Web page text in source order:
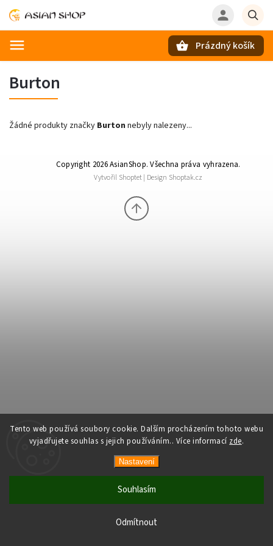
Tento web používá soubory cookie. Dalším procházením tohoto webu
vyjadřujete souhlas s jejich používáním.. Více informací zde.
Nastavení
Odmítnout
Souhlasím
Prázdný košík
Burton
Žádné produkty značky Burton nebyly nalezeny...
Copyright 2026AsianShop. Všechna práva vyhrazena.
Vytvořil Shoptet| Design Shoptak.cz